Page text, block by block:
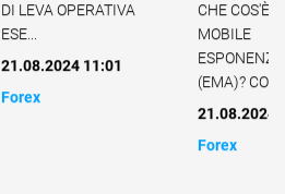
DI LEVA OPERATIVA
ESE...
21.08.2024 11:01
Forex
CHE COS'È
MOBILE
(EMA)?
21.08.2024
Forex